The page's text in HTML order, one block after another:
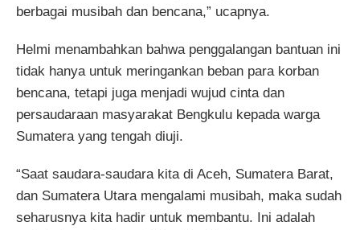
berbagai musibah dan bencana,” ucapnya.
Helmi menambahkan bahwa penggalangan bantuan ini
tidak hanya untuk meringankan beban para korban
bencana, tetapi juga menjadi wujud cinta dan
persaudaraan masyarakat Bengkulu kepada warga
Sumatera yang tengah diuji.
“Saat saudara-saudara kita di Aceh, Sumatera Barat,
dan Sumatera Utara mengalami musibah, maka sudah
seharusnya kita hadir untuk membantu. Ini adalah